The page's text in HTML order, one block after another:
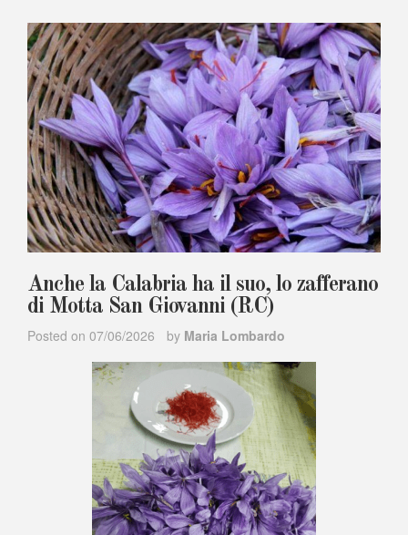
Anche la Calabria ha il suo, lo zafferano
di Motta San Giovanni (RC)
Posted on 07/06/2026 by Maria Lombardo